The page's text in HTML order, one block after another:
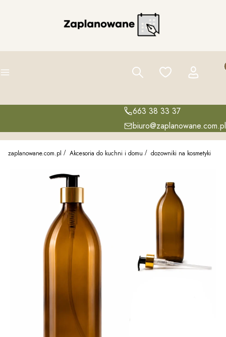
Menu Szukaj Ulubione Zaloguj się
663 38 33 37
biuro@zaplanowane.com.pl
zaplanowane.com.pl Akcesoria do kuchni i domu dozowniki na kosmetyki